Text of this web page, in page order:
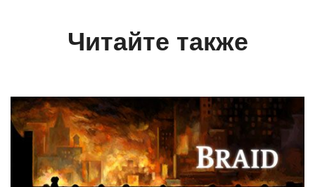
Читайте также